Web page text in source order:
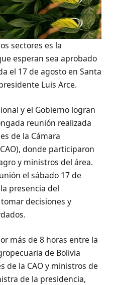
sectores es la
esperan sea aprobado
el 17 de agosto en Santa
Luis Arce.
y el Gobierno logran
reunión realizada
de la Cámara
donde participaron
y ministros del área.
el sábado 17 de
presencia del
decisiones y
más de 8 horas entre la
de Bolivia
de la CAO y ministros de
de la presidencia,